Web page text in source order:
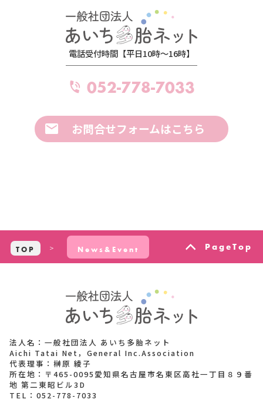
電話受付時間【平日10時～16時】
052-778-7033
お問合せフォームはこちら
TOP News&Event PageTop
法人名：一般社団法人 あいち多胎ネット
Aichi Tatai Net，General Inc.Association
代表理事：榊原 綾子
所在地：〒465-0095愛知県名古屋市名東区高社一丁目８９番
地 第二東昭ビル3D
TEL： 052-778-7033